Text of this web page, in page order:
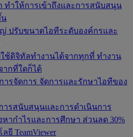
ทำให้การเข้าถึงและการสนับสนุน
น
ปรับขนาดไอทีระดับองค์กรและ
ช้ดิจิทัลทำงานได้จากทุกที่ ทำงาน
ากที่ใดก็ได้
ารจัดการ จัดการและรักษาไอทีของ
ารสนับสนุนและการดำเนินการ
หากำไรและการศึกษา ส่วนลด 30%
ยี TeamViewer